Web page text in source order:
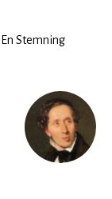
En Stemning